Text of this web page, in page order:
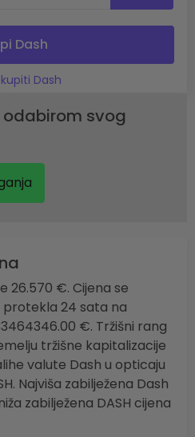
Dash
Dash
svog
26.570 €. Cijena se
protekla 24 sata na
€. Tržišni rang
tržišne kapitalizacije
valute Dash u opticaju
Najviša zabilježena Dash
zabilježena DASH cijena